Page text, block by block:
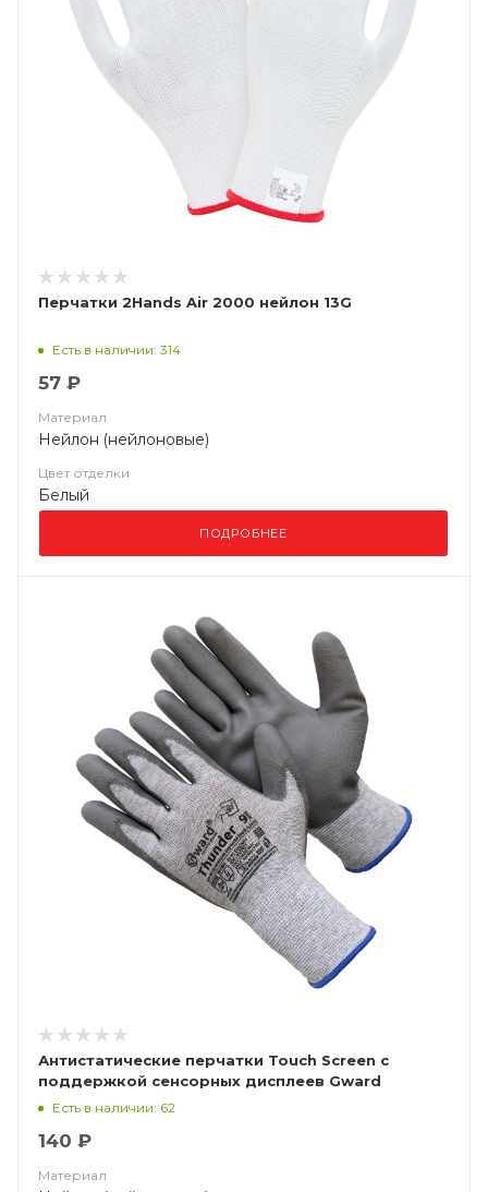
Перчатки 2Hands Air 2000 нейлон 13G
Есть в наличии: 314
57 ₽
Материал
Нейлон (нейлоновые)
Цвет отделки
Белый
ПОДРОБНЕЕ
Антистатические перчатки Touch Screen с
поддержкой сенсорных дисплеев Gward
Thunder ASP2
Есть в наличии: 62
140 ₽
Материал